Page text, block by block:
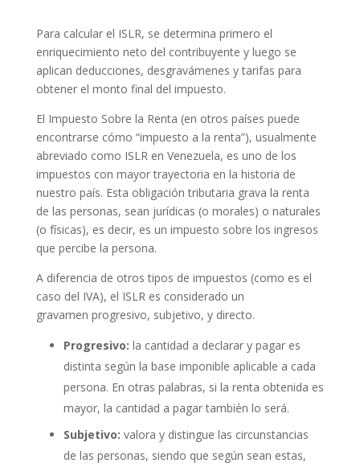
Para calcular el ISLR, se determina primero el
enriquecimiento neto del contribuyente y luego se
aplican deducciones, desgravámenes y tarifas para
obtener el monto final del impuesto.
El Impuesto Sobre la Renta (en otros países puede
encontrarse cómo “impuesto a la renta”), usualmente
abreviado como ISLR en Venezuela, es uno de los
impuestos con mayor trayectoria en la historia de
nuestro país. Esta obligación tributaria grava la renta
de las personas, sean jurídicas (o morales) o naturales
(o físicas), es decir, es un impuesto sobre los ingresos
que percibe la persona.
A diferencia de otros tipos de impuestos (como es el
caso del IVA), el ISLR es considerado un
gravamen progresivo, subjetivo, y directo.
Progresivo: la cantidad a declarar y pagar es
distinta según la base imponible aplicable a cada
persona. En otras palabras, si la renta obtenida es
mayor, la cantidad a pagar también lo será.
Subjetivo: valora y distingue las circunstancias
de las personas, siendo que según sean estas,